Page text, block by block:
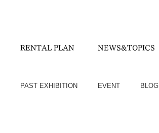
RENTAL PLAN NEWS&TOPICS
PAST EXHIBITION EVENT BLOG